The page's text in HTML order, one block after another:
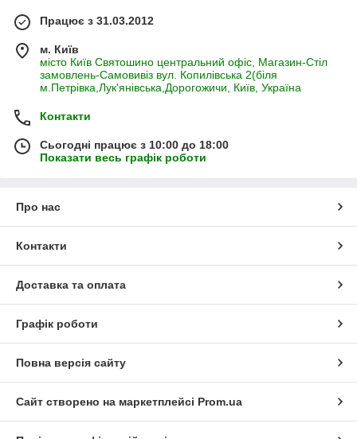
Працює з 31.03.2012
м. Київ
місто Київ Святошино центральний офіс, Магазин-Стіл
замовлень-Самовивіз вул. Копилівська 2(біля
м.Петрівка,Лук'янівська,Дорогожичи, Київ, Україна
Контакти
Сьогодні працює з 10:00 до 18:00
Показати весь графік роботи
Про нас
Контакти
Доставка та оплата
Графік роботи
Повна версія сайту
Сайт створено на маркетплейсі Prom.ua